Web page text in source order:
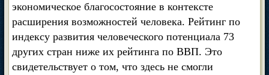
экономическое благосостояние в контексте
расширения возможностей человека. Рейтинг по
индексу развития человеческого потенциала 73
других стран ниже их рейтинга по ВВП. Это
свидетельствует о том, что здесь не смогли